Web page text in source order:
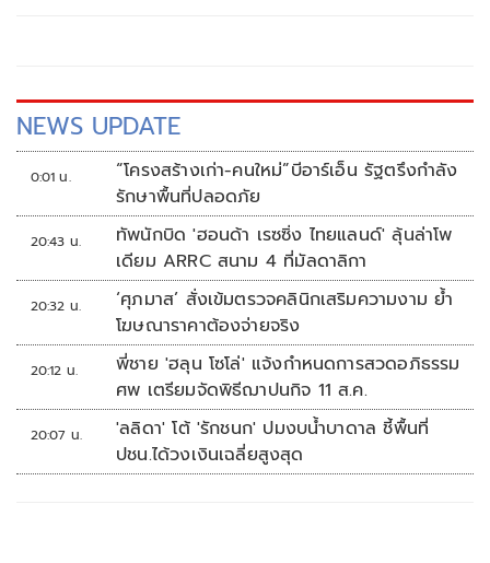
NEWS UPDATE
0:01 น.
“โครงสร้างเก่า-คนใหม่”บีอาร์เอ็น รัฐตรึงกำลัง
รักษาพื้นที่ปลอดภัย
20:43 น.
ทัพนักบิด 'ฮอนด้า เรซซิ่ง ไทยแลนด์' ลุ้นล่าโพ
เดียม ARRC สนาม 4 ที่มัลดาลิกา
20:32 น.
‘ศุภมาส’ สั่งเข้มตรวจคลินิกเสริมความงาม ย้ำ
โฆษณาราคาต้องจ่ายจริง
20:12 น.
พี่ชาย 'ฮลุน โซโล่' แจ้งกำหนดการสวดอภิธรรม
ศพ เตรียมจัดพิธีฌาปนกิจ 11 ส.ค.
20:07 น.
'ลลิดา' โต้ 'รักชนก' ปมงบน้ำบาดาล ชี้พื้นที่
ปชน.ได้วงเงินเฉลี่ยสูงสุด